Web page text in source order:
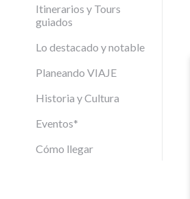
Itinerarios y Tours
guiados
Lo destacado y notable
Planeando VIAJE
Historia y Cultura
Eventos*
Cómo llegar